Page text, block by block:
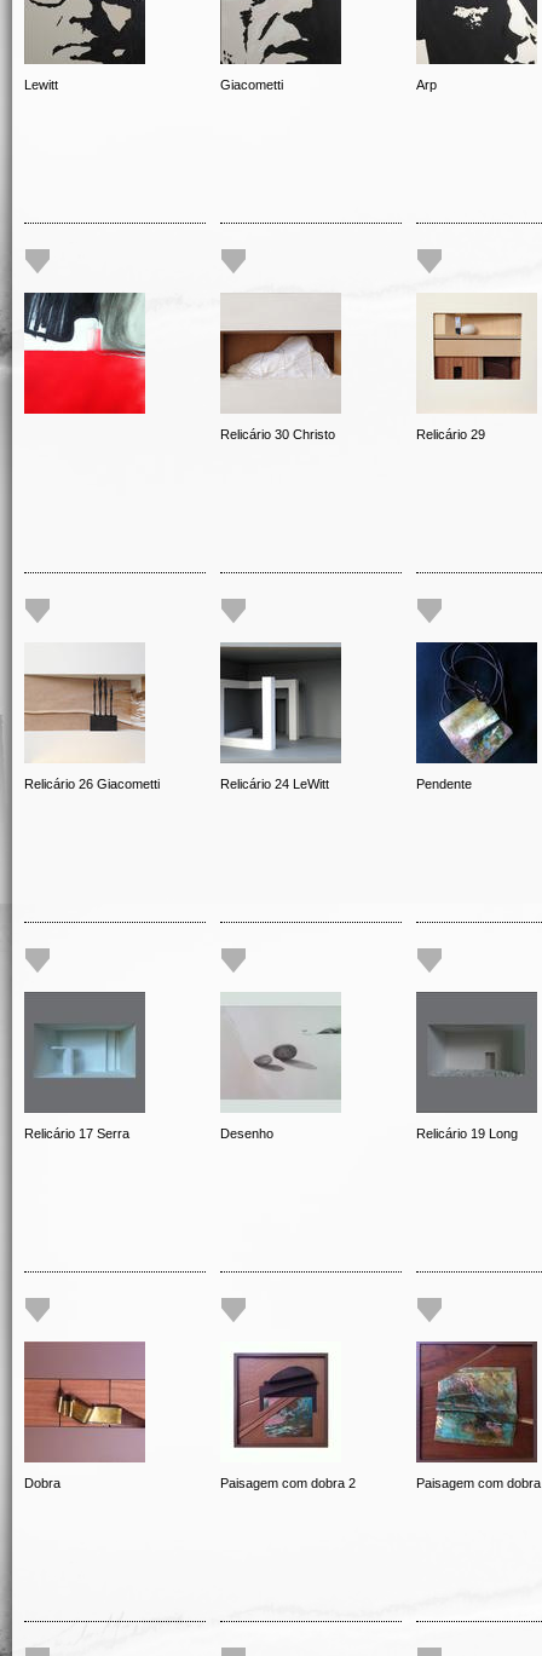
Lewitt Giacometti Arp
Relicário 30 Christo Relicário 29
Relicário 26 Giacometti Relicário 24 LeWitt Pendente
Relicário 17 Serra Desenho Relicário 19 Long
Dobra Paisagem com dobra 2 Paisagem com